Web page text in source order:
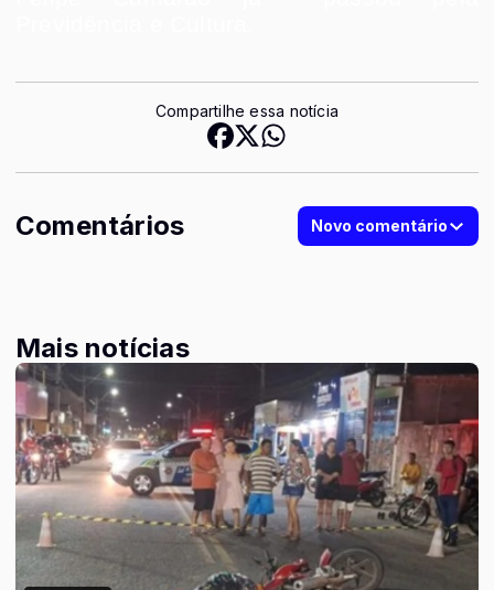
Compartilhe essa notícia
Comentários Novo comentário
Mais notícias